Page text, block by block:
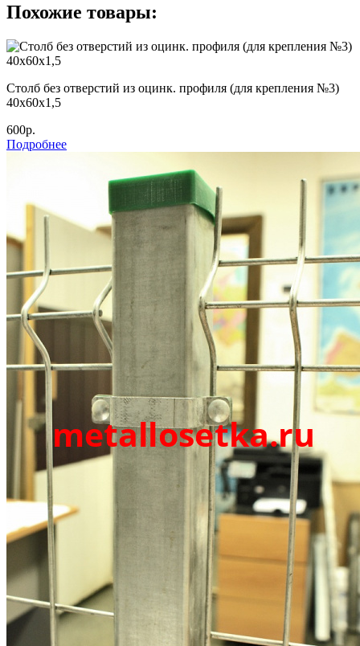
Похожие товары:
Столб без отверстий из оцинк. профиля (для крепления №3)
40х60х1,5
600р.
Подробнее